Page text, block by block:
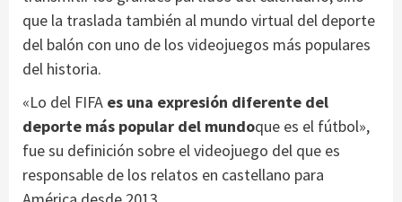
que la traslada también al mundo virtual del deporte
del balón con uno de los videojuegos más populares
del historia.
«Lo del FIFA es una expresión diferente del
deporte más popular del mundoque es el fútbol»,
fue su definición sobre el videojuego del que es
responsable de los relatos en castellano para